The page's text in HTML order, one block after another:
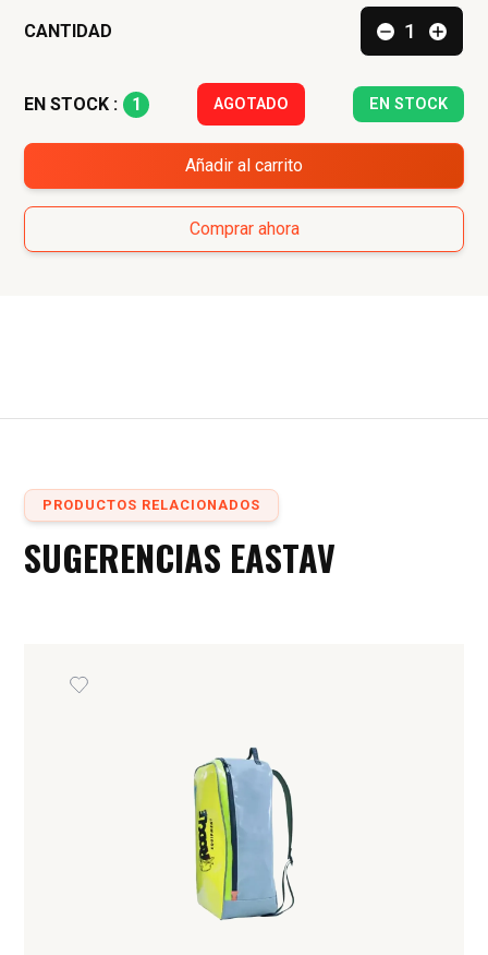
CANTIDAD
EN STOCK : 1 AGOTADO EN STOCK
Añadir al carrito
Comprar ahora
PRODUCTOS RELACIONADOS
SUGERENCIAS EASTAV